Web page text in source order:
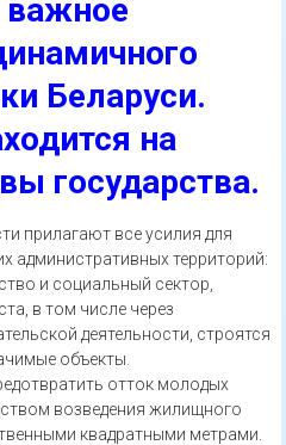
важное
Беларуси.
на
государства.
прилагают все усилия для
административных территорий:
и социальный сектор,
в том числе через
деятельности, строятся
объекты.
отток молодых
возведения жилищного
квадратными метрами.